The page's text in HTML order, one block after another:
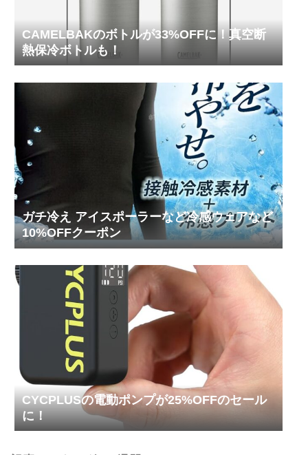
CAMELBAKのボトルが33%OFFに！真空断
熱保冷ボトルも！
ガチ冷え アイスポーラーなど冷感ウェアなど
10%OFFクーポン
CYCPLUSの電動ポンプが25%OFFのセール
に！